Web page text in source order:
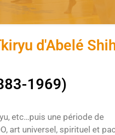
d'Abelé
1969)
etc…puis une période de
art universel, spirituel et